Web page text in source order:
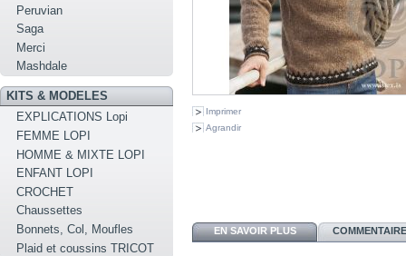
Peruvian
Saga
Merci
Mashdale
KITS & MODELES
EXPLICATIONS Lopi
FEMME LOPI
HOMME & MIXTE LOPI
ENFANT LOPI
CROCHET
Chaussettes
Bonnets, Col, Moufles
Plaid et coussins TRICOT
Imprimer
Agrandir
EN SAVOIR PLUS